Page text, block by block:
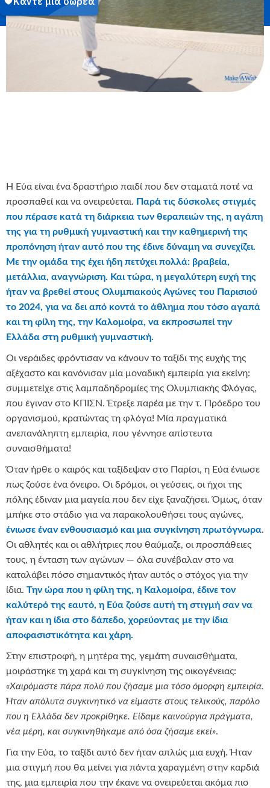
Η Εύα είναι ένα δραστήριο παιδί που δεν σταματά ποτέ να
προσπαθεί και να ονειρεύεται. Παρά τις δύσκολες στιγμές
που πέρασε κατά τη διάρκεια των θεραπειών της, η αγάπη
της για τη ρυθμική γυμναστική και την καθημερινή της
προπόνηση ήταν αυτό που της έδινε δύναμη να συνεχίζει.
Με την ομάδα της έχει ήδη πετύχει πολλά: βραβεία,
μετάλλια, αναγνώριση. Και τώρα, η μεγαλύτερη ευχή της
ήταν να βρεθεί στους Ολυμπιακούς Αγώνες του Παρισιού
το 2024, για να δει από κοντά το άθλημα που τόσο αγαπά
και τη φίλη της, την Καλομοίρα, να εκπροσωπεί την
Ελλάδα στη ρυθμική γυμναστική.
Οι νεράιδες φρόντισαν να κάνουν το ταξίδι της ευχής της
αξέχαστο και κανόνισαν μία μοναδική εμπειρία για εκείνη:
συμμετείχε στις λαμπαδηδρομίες της Ολυμπιακής Φλόγας,
που έγιναν στο ΚΠΙΣΝ. Έτρεξε παρέα με την τ. Πρόεδρο του
οργανισμού, κρατώντας τη φλόγα! Μία πραγματικά
ανεπανάληπτη εμπειρία, που γέννησε απίστευτα
συναισθήματα!
Όταν ήρθε ο καιρός και ταξίδεψαν στο Παρίσι, η Εύα ένιωσε
πως ζούσε ένα όνειρο. Οι δρόμοι, οι γεύσεις, οι ήχοι της
πόλης έδιναν μια μαγεία που δεν είχε ξαναζήσει. Όμως, όταν
μπήκε στο στάδιο για να παρακολουθήσει τους αγώνες,
ένιωσε έναν ενθουσιασμό και μια συγκίνηση πρωτόγνωρα.
Οι αθλητές και οι αθλήτριες που θαύμαζε, οι προσπάθειες
τους, η ένταση των αγώνων — όλα συνέβαλαν στο να
καταλάβει πόσο σημαντικός ήταν αυτός ο στόχος για την
ίδια. Την ώρα που η φίλη της, η Καλομοίρα, έδινε τον
καλύτερό της εαυτό, η Εύα ζούσε αυτή τη στιγμή σαν να
ήταν και η ίδια στο δάπεδο, χορεύοντας με την ίδια
αποφασιστικότητα και χάρη.
Στην επιστροφή, η μητέρα της, γεμάτη συναισθήματα,
μοιράστηκε τη χαρά και τη συγκίνηση της οικογένειας:
«Χαιρόμαστε πάρα πολύ που ζήσαμε μια τόσο όμορφη εμπειρία.
Ήταν απόλυτα συγκινητικό να είμαστε στους τελικούς, παρόλο
που η Ελλάδα δεν προκρίθηκε. Είδαμε καινούργια πράγματα,
νέα μέρη, και συγκινηθήκαμε από όσα ζήσαμε εκεί».
Για την Εύα, το ταξίδι αυτό δεν ήταν απλώς μια ευχή. Ήταν
μια στιγμή που θα μείνει για πάντα χαραγμένη στην καρδιά
της, μια εμπειρία που την έκανε να ονειρεύεται ακόμα πιο